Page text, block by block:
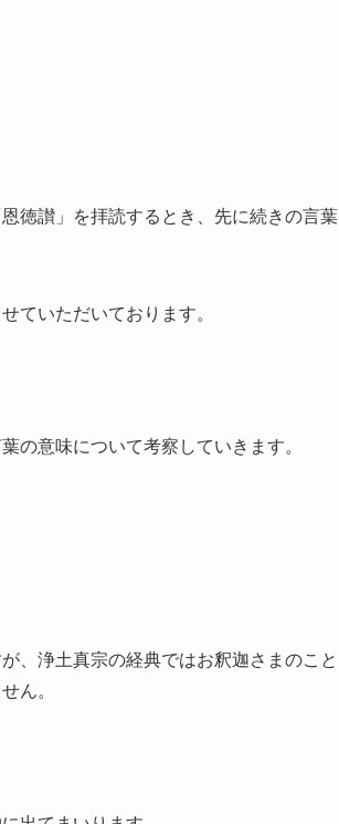
徳讃」を拝読するとき、先に続きの言葉
ていただいております。
の意味について考察していきます。
、浄土真宗の経典ではお釈迦さまのこと
ん。